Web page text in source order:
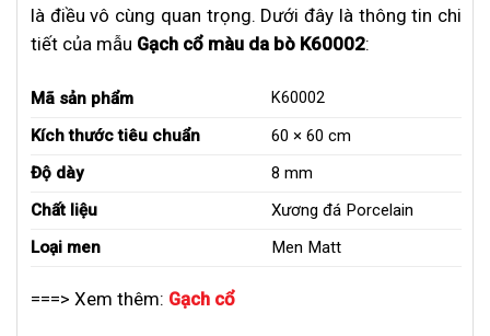
là điều vô cùng quan trọng. Dưới đây là thông tin chi
tiết của mẫu Gạch cổ màu da bò K60002:
Mã sản phẩm K60002
Kích thước tiêu chuẩn
60 × 60 cm
Độ dày
8 mm
Chất liệu
Xương đá Porcelain
Loại men
Men Matt
===> Xem thêm: Gạch cổ